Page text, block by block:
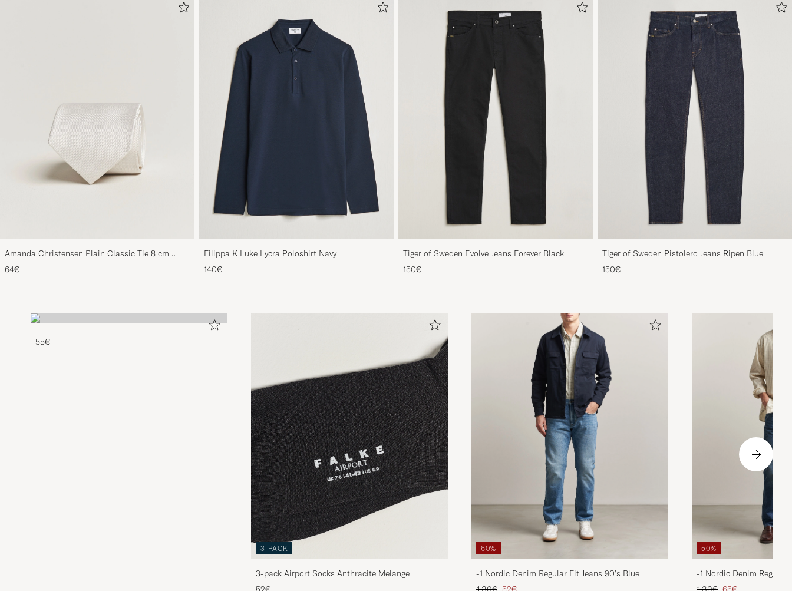
Amanda Christensen Plain Classic Tie 8 cm
White
64€
Filippa K Luke Lycra Poloshirt Navy
140€
Tiger of Sweden Evolve Jeans Forever Black
150€
Tiger of Sweden Pistolero Jeans Ripen Blue
150€
55€
3-PACK
3-pack Airport Socks Anthracite Melange
60%
-1 Nordic Denim Regular Fit Jeans 90's Blue
50%
-1 Nordic Denim Regular